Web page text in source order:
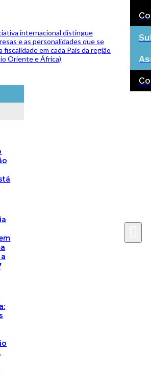
internacional distingue
e as personalidades que se
fiscalidade em cada País da região
Oriente e África)